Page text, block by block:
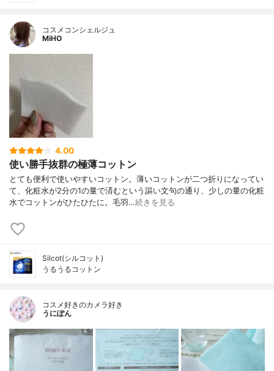
コスメコンシェルジュ
MiHO
4.00
使い勝手抜群の極薄コットン
とても便利で使いやすいコットン。薄いコットンが二つ折りになってい
て、化粧水が2分の1の量で済むという謳い文句の通り、少しの量の化粧
水でコットンがひたひたに。毛羽…続きを見る
Silcot(シルコット)
うるうるコットン
コスメ好きのカメラ好き
うにぽん